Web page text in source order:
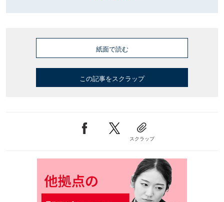
紙面で読む
この記事をスクラップ
スクラップ